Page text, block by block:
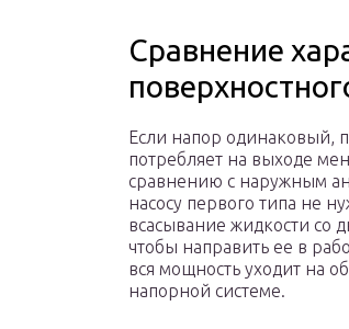
Сравнение
Если напор одинаковый,
потребляет на выходе
сравнению с наружным
насосу первого типа не
всасывание жидкости со
чтобы направить ее в
вся мощность уходит на
напорной системе.